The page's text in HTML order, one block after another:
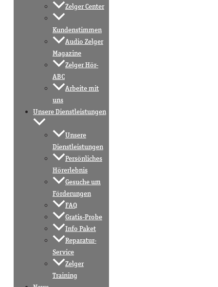
Zelger Center
Kundenstimmen
Audio Zelger
Magazine
Zelger Hör-
ABC
Arbeite mit
uns
Unsere Dienstleistungen
Unsere
Dienstleistungen
Persönliches
Hörerlebnis
Gesuche um
Förderungen
FAQ
Gratis-Probe
Info Paket
Reparatur-
Service
Zelger
Training